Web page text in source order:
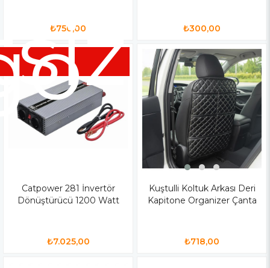
₺750,00 ₺300,00
Catpower 281 İnvertör
Dönüştürücü 1200 Watt
₺7.025,00
Kuştulli Koltuk Arkası Deri
Kapitone Organizer Çanta
₺718,00